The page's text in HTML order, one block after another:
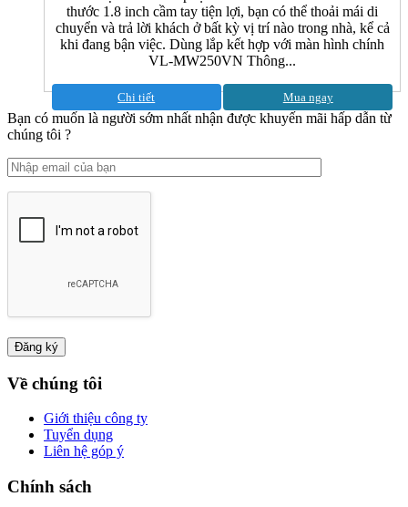
thước 1.8 inch cầm tay tiện lợi, bạn có thể thoải mái di
chuyển và trả lời khách ở bất kỳ vị trí nào trong nhà, kể cả
khi đang bận việc. Dùng lắp kết hợp với màn hình chính
VL-MW250VN Thông...
Chi tiết Mua ngay
Bạn có muốn là người sớm nhất nhận được khuyến mãi hấp dẫn từ
chúng tôi ?
Về chúng tôi
Giới thiệu công ty
Tuyển dụng
Liên hệ góp ý
Chính sách